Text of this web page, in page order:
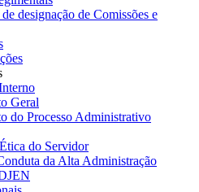
designação de Comissões e
Geral
do Processo Administrativo
do Servidor
da Alta Administração